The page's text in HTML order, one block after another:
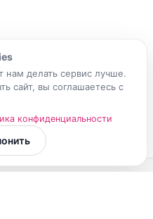
делать сервис лучше.
сайт, вы соглашаетесь с
конфиденциальности